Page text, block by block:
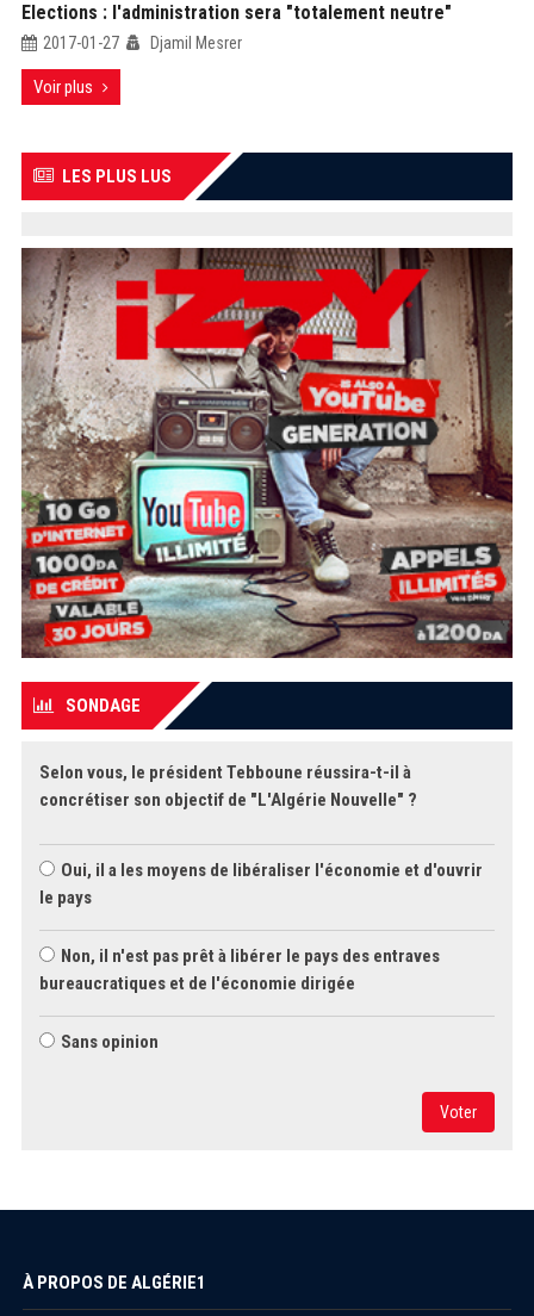
Elections : l'administration sera "totalement neutre"
2017-01-27 Djamil Mesrer
Voir plus
LES PLUS LUS
SONDAGE
Selon vous, le président Tebboune réussira-t-il à
concrétiser son objectif de "L'Algérie Nouvelle" ?
Oui, il a les moyens de libéraliser l'économie et d'ouvrir
le pays
Non, il n'est pas prêt à libérer le pays des entraves
bureaucratiques et de l'économie dirigée
Sans opinion
Voter
À PROPOS DE ALGÉRIE1